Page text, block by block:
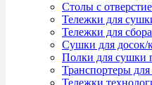
Столы с
Тележки для
Тележки для
Сушки для
Полки для
Транспортеры
Тележки